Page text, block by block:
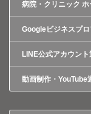
病院・クリニック
Googleビジネスプ
LINE公式アカウン
動画制作・YouTube